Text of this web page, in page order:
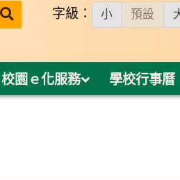
送出 字級： 小 預設
校園ｅ化服務 學校行事曆